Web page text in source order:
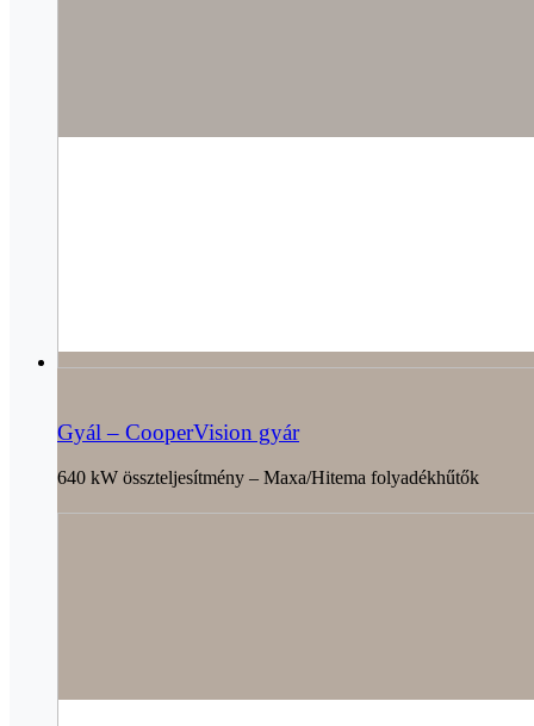
Gyál – CooperVision gyár
640 kW összteljesítmény – Maxa/Hitema folyadékhűtők